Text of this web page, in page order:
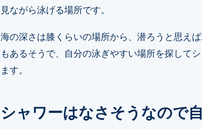
見ながら泳げる場所です。
海の深さは膝くらいの場所から、潜ろうと思え
もあるそうで、自分の泳ぎやすい場所を探して
ます。
シャワーはなさそうなので